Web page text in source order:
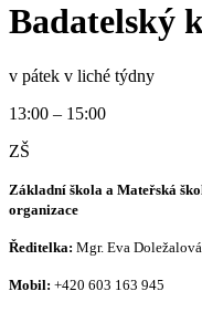
Badatelský
v pátek v liché týdny
13:00 – 15:00
ZŠ
Základní škola a Mateřská
organizace
Ředitelka: Mgr. Eva
Mobil: +420 603 163 945